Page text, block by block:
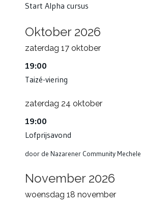
Start Alpha cursus
Oktober 2026
zaterdag 17 oktober
19:00
Taizé-viering
zaterdag 24 oktober
19:00
Lofprijsavond
door de Nazarener Community
November 2026
woensdag 18 november